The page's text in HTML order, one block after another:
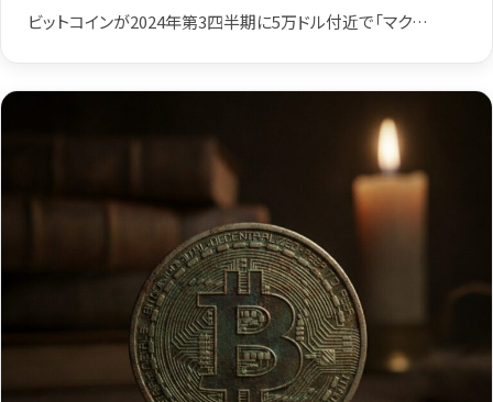
ビットコインが2024年第3四半期に5万ドル付近で「マク…